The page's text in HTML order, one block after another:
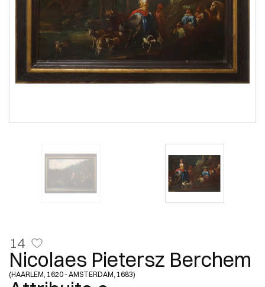
14
Nicolaes Pietersz Berchem
(HAARLEM, 1620 - AMSTERDAM, 1683)